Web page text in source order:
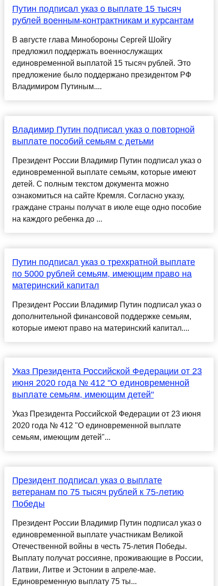
Путин подписал указ о выплате 15 тысяч
рублей военным-контрактникам и курсантам
В августе глава Минобороны Сергей Шойгу
предложил поддержать военнослужащих
единовременной выплатой 15 тысяч рублей. Это
предложение было поддержано президентом РФ
Владимиром Путиным....
Владимир Путин подписал указ о повторной
выплате пособий семьям с детьми
Президент России Владимир Путин подписал указ о
единовременной выплате семьям, которые имеют
детей. С полным текстом документа можно
ознакомиться на сайте Кремля. Согласно указу,
граждане страны получат в июле еще одно пособие
на каждого ребенка до ...
Путин подписал указ о трехкратной выплате
по 5000 рублей семьям, имеющим право на
материнский капитал
Президент России Владимир Путин подписал указ о
дополнительной финансовой поддержке семьям,
которые имеют право на материнский капитал....
Указ Президента Российской Федерации от 23
июня 2020 года № 412 "О единовременной
выплате семьям, имеющим детей"
Указ Президента Российской Федерации от 23 июня
2020 года № 412 "О единовременной выплате
семьям, имеющим детей"...
Президент подписал указ о выплате
ветеранам по 75 тысяч рублей к 75-летию
Победы
Президент России Владимир Путин подписал указ о
единовременной выплате участникам Великой
Отечественной войны в честь 75-летия Победы.
Выплату получат россияне, проживающие в России,
Латвии, Литве и Эстонии в апреле-мае.
Единовременную выплату 75 ты...